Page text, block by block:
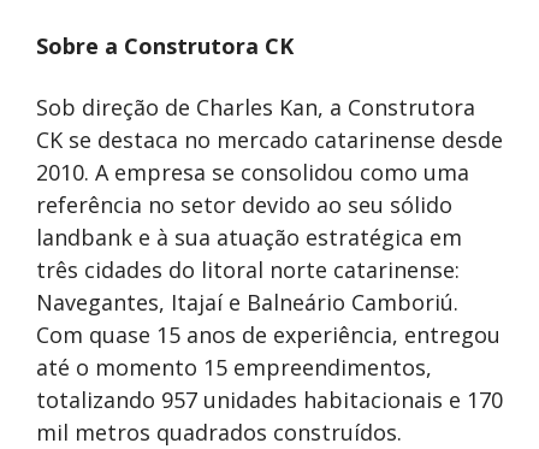
Sobre a Construtora CK
Sob direção de Charles Kan, a Construtora
CK se destaca no mercado catarinense desde
2010. A empresa se consolidou como uma
referência no setor devido ao seu sólido
landbank e à sua atuação estratégica em
três cidades do litoral norte catarinense:
Navegantes, Itajaí e Balneário Camboriú.
Com quase 15 anos de experiência, entregou
até o momento 15 empreendimentos,
totalizando 957 unidades habitacionais e 170
mil metros quadrados construídos.